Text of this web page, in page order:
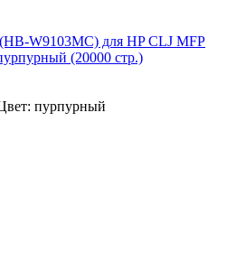
W9103MC) для HP CLJ MFP
(20000 стр.)
пурпурный